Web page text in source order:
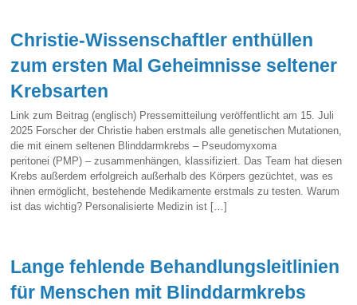
Christie-Wissenschaftler enthüllen
zum ersten Mal Geheimnisse seltener
Krebsarten
Link zum Beitrag (englisch) Pressemitteilung veröffentlicht am 15. Juli
2025 Forscher der Christie haben erstmals alle genetischen Mutationen,
die mit einem seltenen Blinddarmkrebs – Pseudomyxoma
peritonei (PMP) – zusammenhängen, klassifiziert. Das Team hat diesen
Krebs außerdem erfolgreich außerhalb des Körpers gezüchtet, was es
ihnen ermöglicht, bestehende Medikamente erstmals zu testen. Warum
ist das wichtig? Personalisierte Medizin ist […]
Lange fehlende Behandlungsleitlinien
für Menschen mit Blinddarmkrebs